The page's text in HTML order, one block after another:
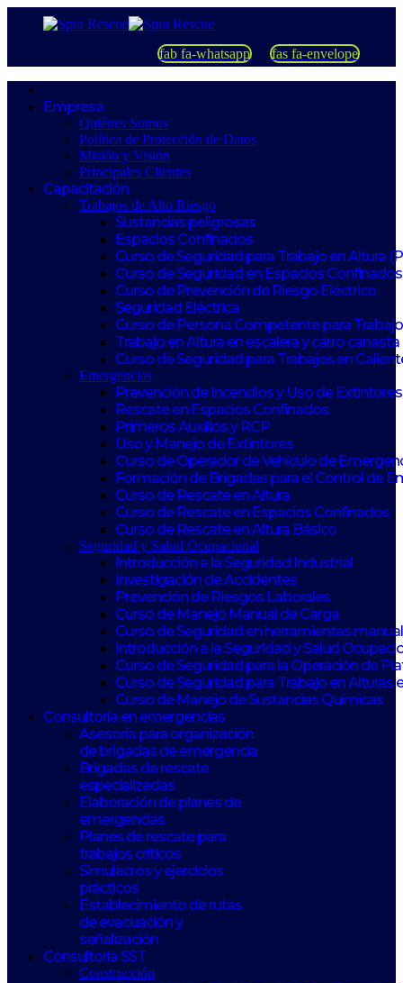
fab fa-whatsapp fas fa-envelope
Empresa
Quiénes Somos
Política de Protección de Datos
Misión y Visión
Principales Clientes
Capacitación
Trabajos de Alto Riesgo
Sustancias peligrosas
Espacios Confinados
Curso de Seguridad para Trabajo en Altura
Curso de Seguridad en Espacios
Curso de Prevención de Riesgo Eléctrico
Seguridad Eléctrica
Curso de Persona Competente para
Trabajo en Altura en escalera y carro canasta
Curso de Seguridad para Trabajos en
Emergencias
Prevención de Incendios y Uso de Extintores
Rescate en Espacios Confinados
Primeros Auxilios y RCP
Uso y Manejo de Extintores
Curso de Operador de Vehículo de
Formación de Brigadas para el Control de
Curso de Rescate en Altura
Curso de Rescate en Espacios Confinados
Curso de Rescate en Altura Básico
Seguridad y Salud Ocupacional
Introducción a la Seguridad Industrial
Investigación de Accidentes
Prevención de Riesgos Laborales
Curso de Manejo Manual de Carga
Curso de Seguridad en herramientas
Introducción a la Seguridad y Salud
Curso de Seguridad para la Operación de
Curso de Seguridad para Trabajo en Alturas
Curso de Manejo de Sustancias Químicas
Consultoría en emergencias
Asesoría para organización
de brigadas de emergencia
Brigadas de rescate
especializadas
Elaboración de planes de
emergencias
Planes de rescate para
trabajos críticos
Simulacros y ejercicios
prácticos
Establecimiento de rutas
de evacuación y
señalización
Consultoría SST
Construcción